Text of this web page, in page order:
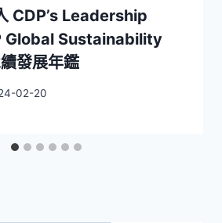
CDP’s Leadership
Global Sustainability
發展年鑑
02-20